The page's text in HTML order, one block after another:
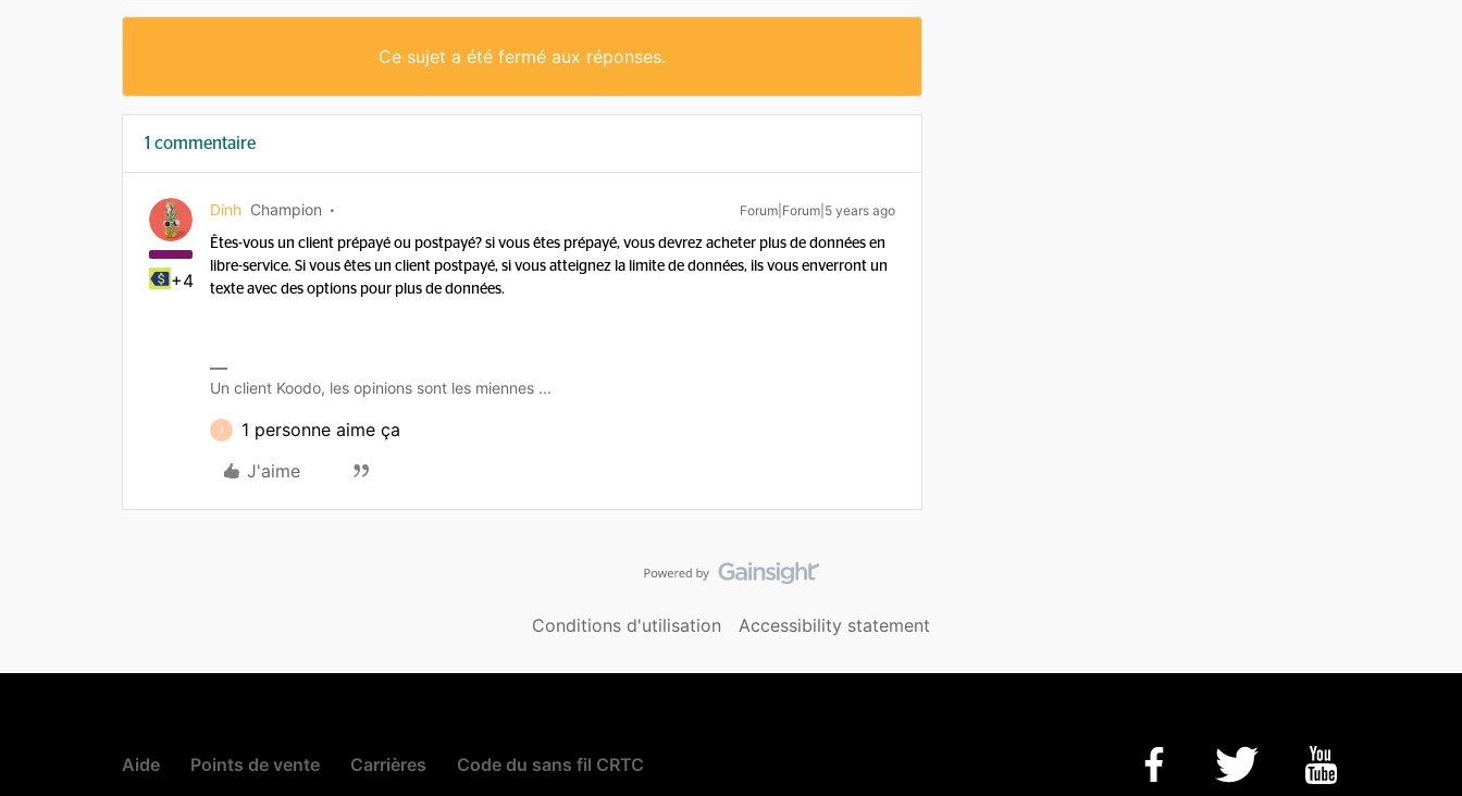
Ce sujet a été fermé aux réponses.
1 commentaire
+4
Dinh Champion Forum|Forum|5 years ago
Êtes-vous un client prépayé ou postpayé? si vous êtes prépayé, vous devrez acheter plus de données en
libre-service. Si vous êtes un client postpayé, si vous atteignez la limite de données, ils vous enverront un
texte avec des options pour plus de données.
Un client Koodo, les opinions sont les miennes ...
I
1 personne aime ça
J'aime
Conditions d'utilisation Accessibility statement
Aide Points de vente Carrières Code du sans fil CRTC